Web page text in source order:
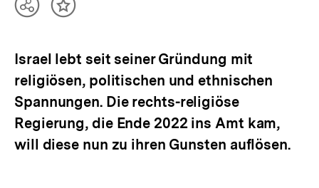
TeilenInhalt
Israel lebt seit seiner Gründung mit
religiösen, politischen und ethnischen
Spannungen. Die rechts-religiöse
Regierung, die Ende 2022 ins Amt kam,
will diese nun zu ihren Gunsten auflösen.